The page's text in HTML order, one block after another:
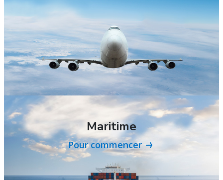
Maritime
Pour commencer